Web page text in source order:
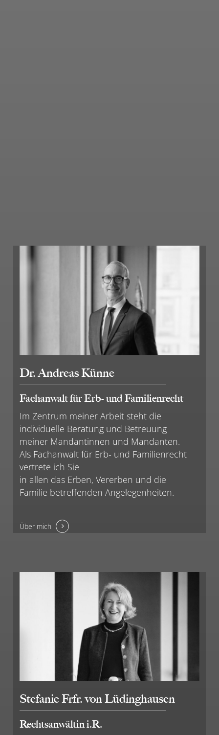
Dr. Andreas Künne
Fachanwalt für Erb- und Familienrecht
Im Zentrum meiner Arbeit steht die
individuelle Beratung und Betreuung
meiner Mandantinnen und Mandanten.
Als Fachanwalt für Erb- und Familienrecht
vertrete ich Sie
in allen das Erben, Vererben und die
Familie betreffenden Angelegenheiten.
Über mich
Stefanie Frfr. von Lüdinghausen
Rechtsanwältin i.R.